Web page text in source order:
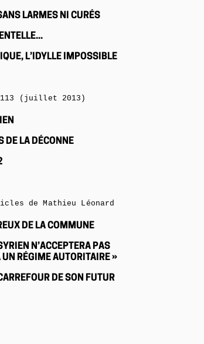
LARMES NI CURÉS
L’IDYLLE IMPOSSIBLE
(juillet 2013)
DE LA DÉCONNE
de Mathieu Léonard
DE LA COMMUNE
N’ACCEPTERA PAS
UN RÉGIME AUTORITAIRE »
DE SON FUTUR